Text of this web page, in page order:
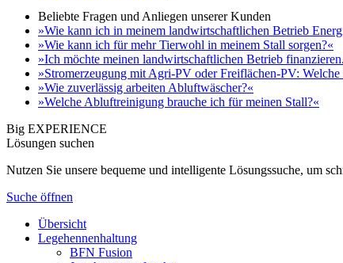
Beliebte Fragen und Anliegen unserer Kunden
»Wie kann ich in meinem landwirtschaftlichen Betrieb
»Wie kann ich für mehr Tierwohl in meinem Stall sorgen?«
»Ich möchte meinen landwirtschaftlichen Betrieb
»Stromerzeugung mit Agri-PV oder Freiflächen-PV:
»Wie zuverlässig arbeiten Abluftwäscher?«
»Welche Abluftreinigung brauche ich für meinen Stall?«
Big EXPERIENCE
Lösungen suchen
Nutzen Sie unsere bequeme und intelligente Lösungssuche, um
Suche öffnen
Übersicht
Legehennenhaltung
BFN Fusion